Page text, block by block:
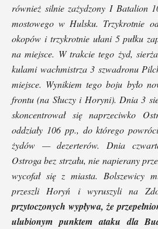
również silnie zażydzony I Batalion
mostowego w Hulsku. Trzykrotnie
okopów i trzykrotnie ułani 5 pułku
na miejsce. W trakcie tego żyd,
kulami wachmistrza 3 szwadronu
miejsce. Wynikiem tego boju było
frontu (na Słuczy i Horyni). Dnia 3
skoncentrował się naprzeciwko
oddziały 106 pp., do którego
żydów — dezerterów. Dnia
Ostroga bez strzału, nie napierany
wycofał się z miasta. Bolszewicy
przeszli Horyń i wyruszyli na
przytoczonych wypływa, że
ulubionym punktem ataku dla